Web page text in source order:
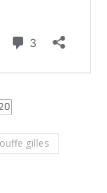
gilles